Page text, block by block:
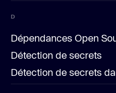
D
Dépendances Open
Détection de secrets
Détection de secrets